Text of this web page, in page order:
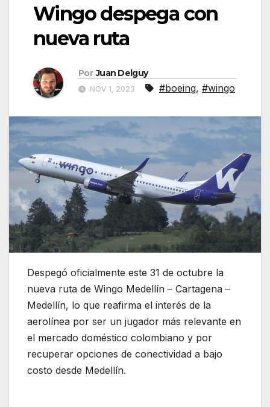
Wingo despega con
nueva ruta
Por Juan Delguy
NOV 1, 2023 #boeing, #wingo
Despegó oficialmente este 31 de octubre la
nueva ruta de Wingo Medellín – Cartagena –
Medellín, lo que reafirma el interés de la
aerolínea por ser un jugador más relevante en
el mercado doméstico colombiano y por
recuperar opciones de conectividad a bajo
costo desde Medellín.